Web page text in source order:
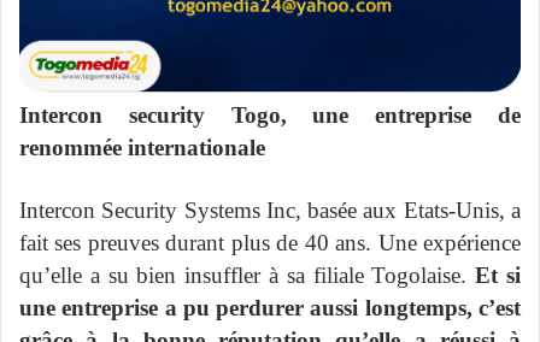
Intercon security Togo, une entreprise de
renommée internationale
Intercon Security Systems Inc, basée aux Etats-Unis, a
fait ses preuves durant plus de 40 ans. Une expérience
qu’elle a su bien insuffler à sa filiale Togolaise. Et si
une entreprise a pu perdurer aussi longtemps, c’est